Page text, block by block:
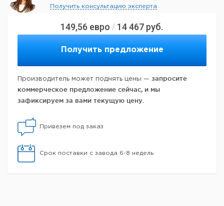
149,56 евро / 14 467 руб.
Получить предложение
Производитель может поднять цены — запросите
коммерческое предложение сейчас, и мы
зафиксируем за вами текущую цену.
Привезем под заказ
Срок поставки с завода 6-8 недель
Получить консультацию эксперта